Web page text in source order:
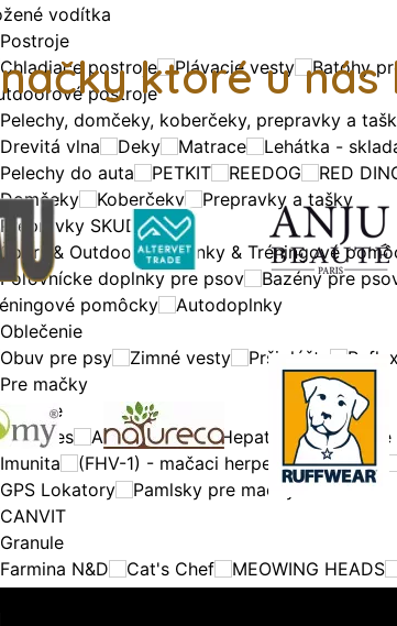
vodítka
Postroje
Chladiace postroje
Plávacie vesty Batohy
postroje
Pelechy, domčeky, koberčeky, prepravky a
Drevitá vlna
Deky Matrace Lehátka -
Pelechy do auta
PETKIT REEDOG
RED
Domčeky
Koberčeky
Prepravky a tašky
Prepravky SKUDO
Šport & Outdoor
Doplnky & Tréningové
Poľovnícke doplnky pre psov
Bazény pre
pomôcky
Autodoplnky
Oblečenie
Obuv pre psy
Zimné vesty Pršiplášte
Pre mačky
Zdravie
Diabetes
Antiparazitka Hepatitída Močové
Imunita
(FHV-1) - mačaci herpespir Obličky
GPS Lokatory
Pamlsky pre mačky
CANVIT
Granule
Farmina N&D
Cat's Chef MEOWING HEADS
ktoré u nás